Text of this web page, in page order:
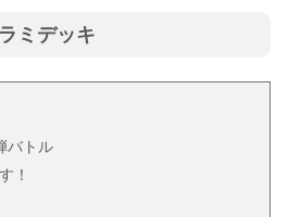
ミデッキ
バトル
！